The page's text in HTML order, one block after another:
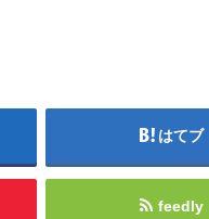
はてブ
feedly